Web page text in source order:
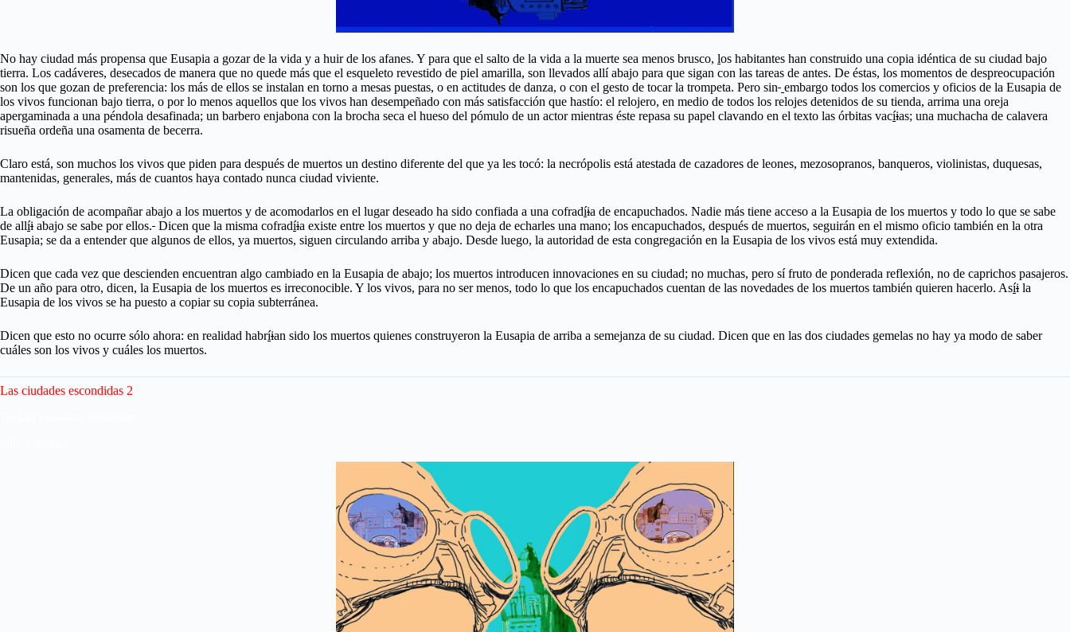
No hay ciudad más propensa que Eusapia a gozar de la vida y a huir de los afanes. Y para que el salto de la vida a la muerte sea menos brusco, los habitantes han construido una copia idéntica de su ciudad bajo
tierra. Los cadáveres, desecados de manera que no quede más que el esqueleto revestido de piel amarilla, son llevados allí abajo para que sigan con las tareas de antes. De éstas, los momentos de despreocupación
son los que gozan de preferencia: los más de ellos se instalan en torno a mesas puestas, o en actitudes de danza, o con el gesto de tocar la trompeta. Pero sin embargo todos los comercios y oficios de la Eusapia de
los vivos funcionan bajo tierra, o por lo menos aquellos que los vivos han desempeñado con más satisfacción que hastío: el relojero, en medio de todos los relojes detenidos de su tienda, arrima una oreja
apergaminada a una péndola desafinada; un barbero enjabona con la brocha seca el hueso del pómulo de un actor mientras éste repasa su papel clavando en el texto las órbitas vacíias; una muchacha de calavera
risueña ordeña una osamenta de becerra.
Claro está, son muchos los vivos que piden para después de muertos un destino diferente del que ya les tocó: la necrópolis está atestada de cazadores de leones, mezosopranos, banqueros, violinistas, duquesas,
mantenidas, generales, más de cuantos haya contado nunca ciudad viviente.
La obligación de acompañar abajo a los muertos y de acomodarlos en el lugar deseado ha sido confiada a una cofradíia de encapuchados. Nadie más tiene acceso a la Eusapia de los muertos y todo lo que se sabe
de allíi abajo se sabe por ellos. Dicen que la misma cofradíia existe entre los muertos y que no deja de echarles una mano; los encapuchados, después de muertos, seguirán en el mismo oficio también en la otra
Eusapia; se da a entender que algunos de ellos, ya muertos, siguen circulando arriba y abajo. Desde luego, la autoridad de esta congregación en la Eusapia de los vivos está muy extendida.
Dicen que cada vez que descienden encuentran algo cambiado en la Eusapia de abajo; los muertos introducen innovaciones en su ciudad; no muchas, pero sí fruto de ponderada reflexión, no de caprichos pasajeros.
De un año para otro, dicen, la Eusapia de los muertos es irreconocible. Y los vivos, para no ser menos, todo lo que los encapuchados cuentan de las novedades de los muertos también quieren hacerlo. Asíi la
Eusapia de los vivos se ha puesto a copiar su copia subterránea.
Dicen que esto no ocurre sólo ahora: en realidad habríian sido los muertos quienes construyeron la Eusapia de arriba a semejanza de su ciudad. Dicen que en las dos ciudades gemelas no hay ya modo de saber
cuáles son los vivos y cuáles los muertos.
Las ciudades escondidas 2